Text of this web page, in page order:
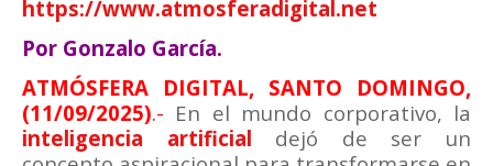
https://www.atmosferadigital.net
Por Gonzalo García.
ATMÓSFERA DIGITAL, SANTO DOMINGO,
(11/09/2025).- En el mundo corporativo, la
inteligencia artificial dejó de ser un